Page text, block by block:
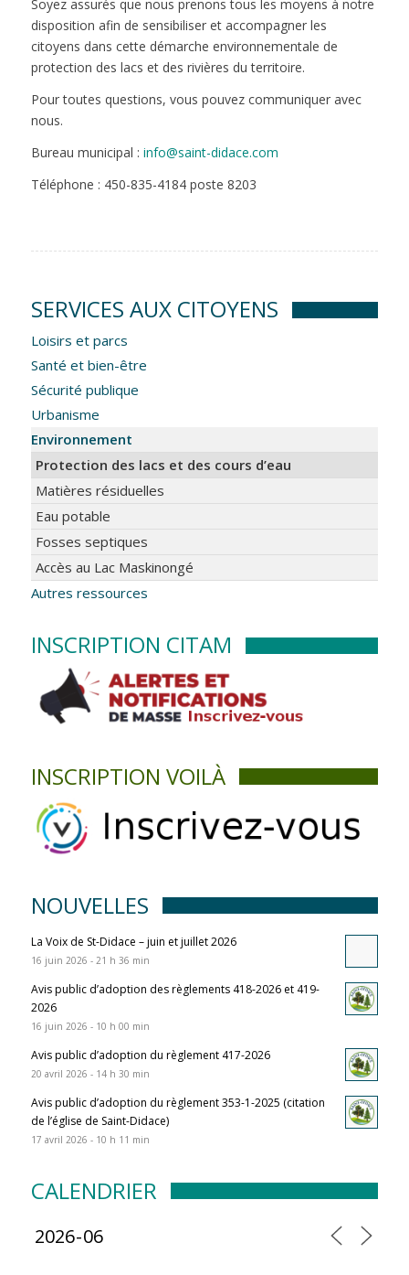
Soyez assurés que nous prenons tous les moyens à notre
disposition afin de sensibiliser et accompagner les
citoyens dans cette démarche environnementale de
protection des lacs et des rivières du territoire.
Pour toutes questions, vous pouvez communiquer avec
nous.
Bureau municipal : info@saint-didace.com
Téléphone : 450-835-4184 poste 8203
SERVICES AUX CITOYENS
Loisirs et parcs
Santé et bien-être
Sécurité publique
Urbanisme
Environnement
Protection des lacs et des cours d’eau
Matières résiduelles
Eau potable
Fosses septiques
Accès au Lac Maskinongé
Autres ressources
INSCRIPTION CITAM
INSCRIPTION VOILÀ
NOUVELLES
La Voix de St-Didace – juin et juillet 2026
16 juin 2026 - 21 h 36 min
Avis public d’adoption des règlements 418-2026 et 419-
2026
16 juin 2026 - 10 h 00 min
Avis public d’adoption du règlement 417-2026
20 avril 2026 - 14 h 30 min
Avis public d’adoption du règlement 353-1-2025 (citation
de l’église de Saint-Didace)
17 avril 2026 - 10 h 11 min
CALENDRIER